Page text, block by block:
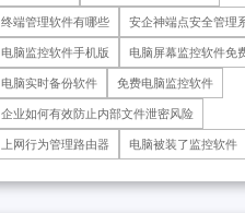
终端管理软件有哪些
安企神端点安全管理
电脑监控软件手机版
电脑屏幕监控软件免
电脑实时备份软件
免费电脑监控软件
企业如何有效防止内部文件泄密风险
上网行为管理路由器
电脑被装了监控软件